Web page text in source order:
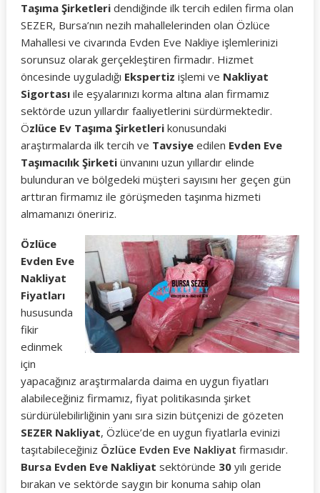
Taşıma Şirketleridendiğinde ilk tercih edilen firma olan
SEZER, Bursa’nın nezih mahallelerinden olan Özlüce
Mahallesi ve civarında Evden Eve Nakliye işlemlerinizi
sorunsuz olarak gerçekleştiren firmadır. Hizmet
öncesinde uyguladığı Ekspertiz işlemi ve Nakliyat
Sigortasıile eşyalarınızı korma altına alan firmamız
sektörde uzun yıllardır faaliyetlerini sürdürmektedir.
Özlüce Ev Taşıma Şirketlerikonusundaki
araştırmalarda ilk tercih ve Tavsiyeedilen Evden Eve
Taşımacılık Şirketiünvanını uzun yıllardır elinde
bulunduran ve bölgedeki müşteri sayısını her geçen gün
arttıran firmamız ile görüşmeden taşınma hizmeti
almamanızı öneririz.
Özlüce
Evden Eve
Nakliyat
Fiyatları
hususunda
fikir
edinmek
için
yapacağınız araştırmalarda daima en uygun fiyatları
alabileceğiniz firmamız, fiyat politikasında şirket
sürdürülebilirliğinin yanı sıra sizin bütçenizi de gözeten
SEZER Nakliyat, Özlüce’de en uygun fiyatlarla evinizi
taşıtabileceğiniz Özlüce Evden Eve Nakliyat firmasıdır.
Bursa Evden Eve Nakliyat sektöründe 30yılı geride
bırakan ve sektörde saygın bir konuma sahip olan